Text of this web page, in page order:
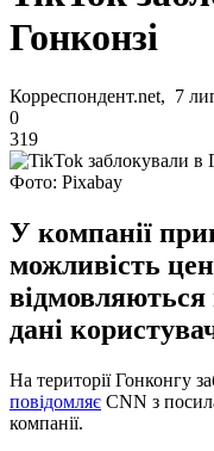
Гонконзі
Корреспондент.net, 7
0
319
Фото: Pixabay
У компанії
можливість
відмовляються
дані
На території Гонконгу
повідомляє CNN з
компанії.